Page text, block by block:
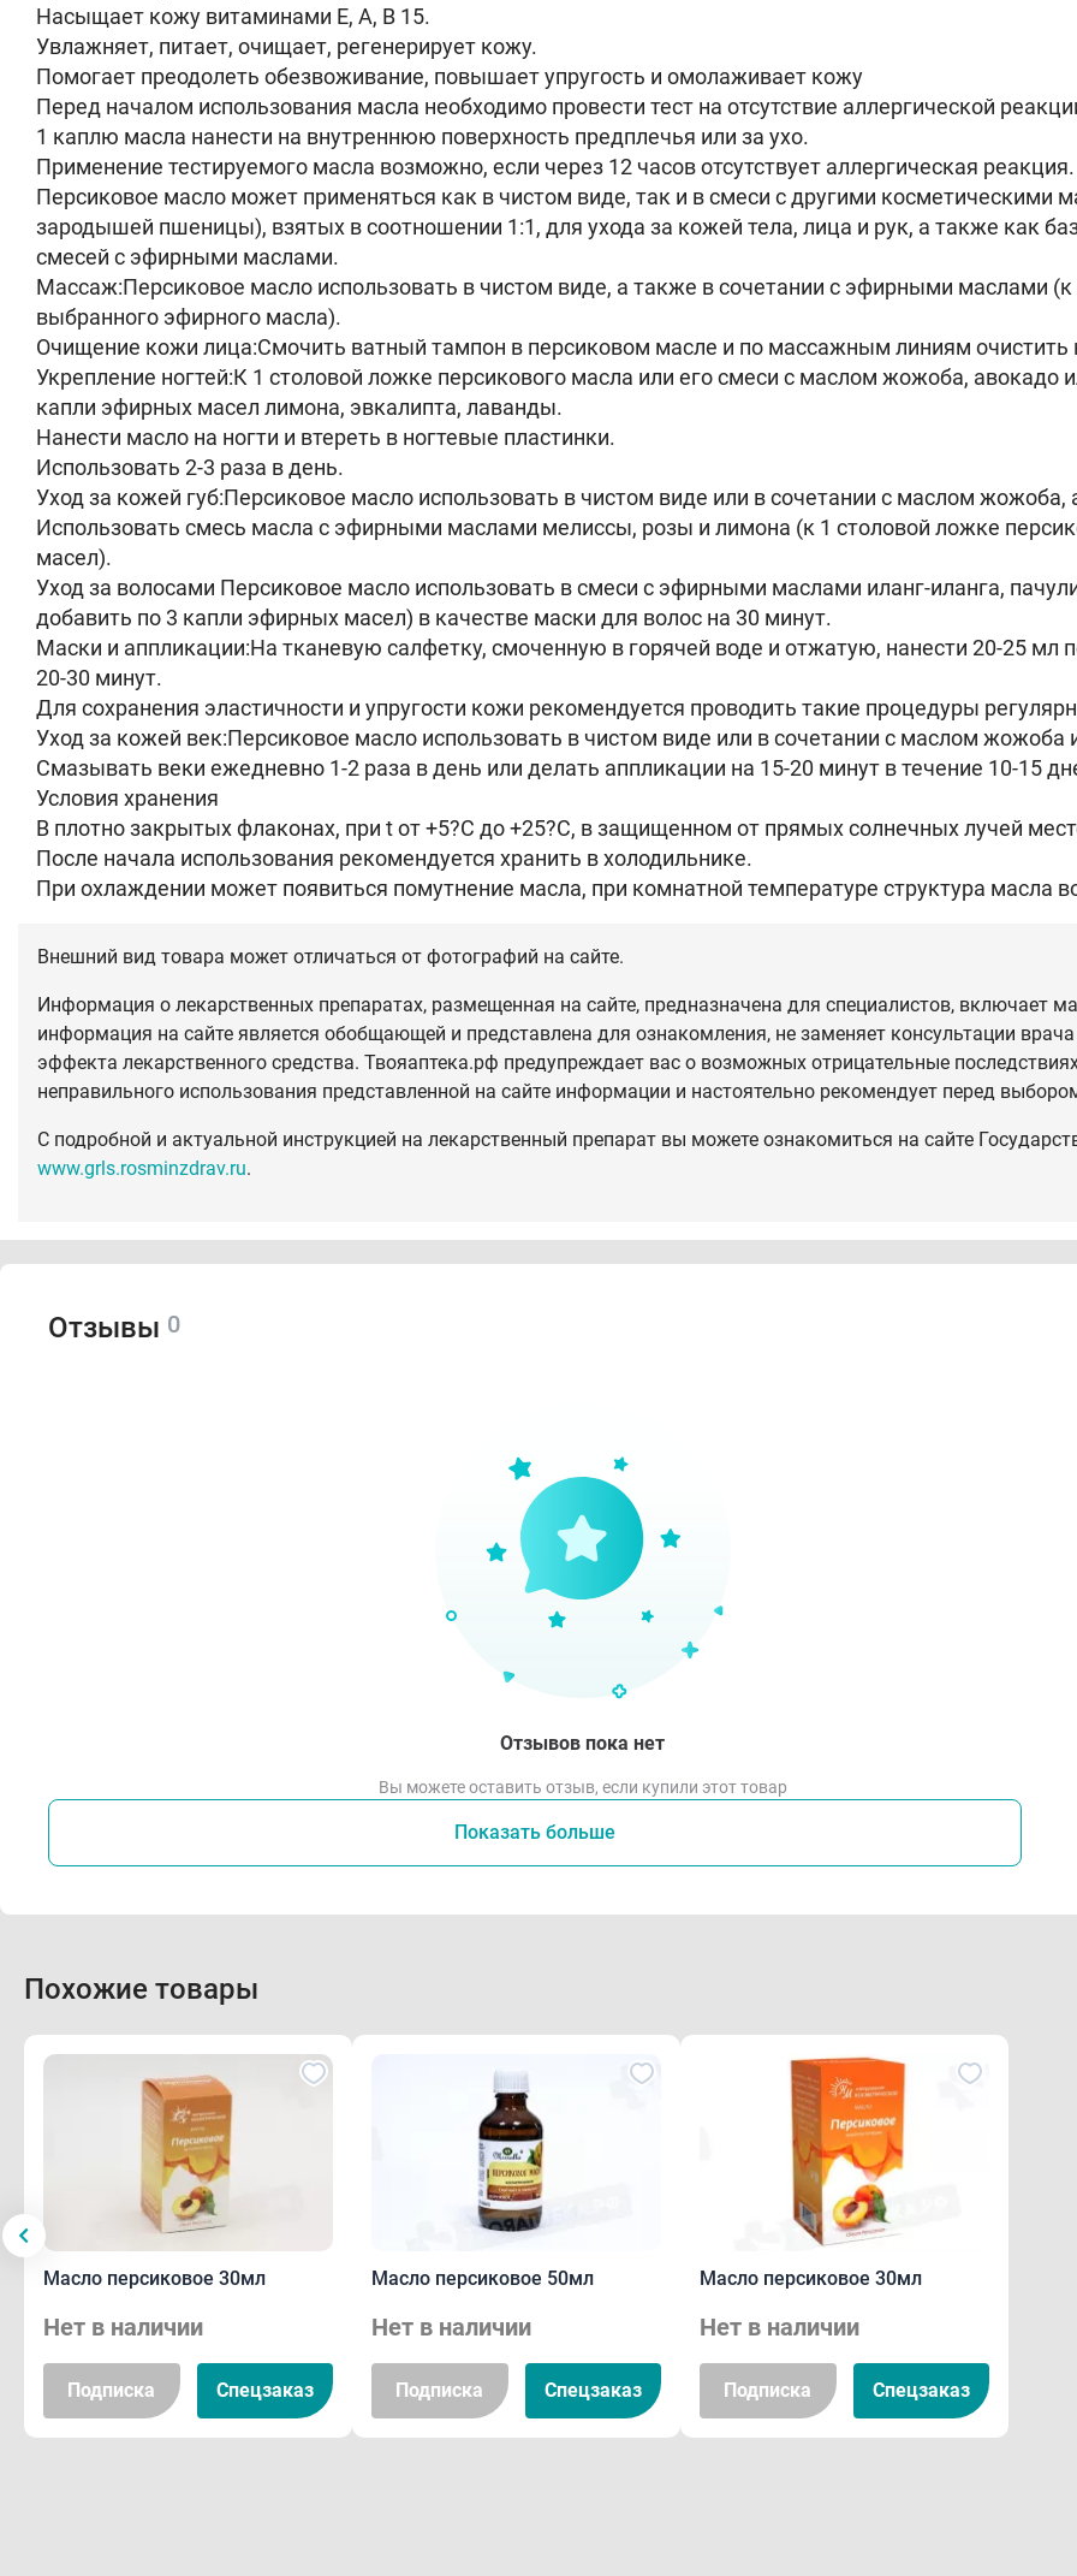
Насыщает кожу витаминами Е, А, В 15.
Увлажняет, питает, очищает, регенерирует кожу.
Помогает преодолеть обезвоживание, повышает упругость и омолаживает кожу
Перед началом использования масла необходимо провести тест на отсутствие аллергической
1 каплю масла нанести на внутреннюю поверхность предплечья или за ухо.
Применение тестируемого масла возможно, если через 12 часов отсутствует аллергическая реакция.
Персиковое масло может применяться как в чистом виде, так и в смеси с другими косметическими
зародышей пшеницы), взятых в соотношении 1:1, для ухода за кожей тела, лица и рук, а также как
смесей с эфирными маслами.
Массаж:Персиковое масло использовать в чистом виде, а также в сочетании с эфирными маслами
выбранного эфирного масла).
Очищение кожи лица:Смочить ватный тампон в персиковом масле и по массажным линиям очистить
Укрепление ногтей:К 1 столовой ложке персикового масла или его смеси с маслом жожоба,
капли эфирных масел лимона, эвкалипта, лаванды.
Нанести масло на ногти и втереть в ногтевые пластинки.
Использовать 2-3 раза в день.
Уход за кожей губ:Персиковое масло использовать в чистом виде или в сочетании с маслом
Использовать смесь масла с эфирными маслами мелиссы, розы и лимона (к 1 столовой ложке
масел).
Уход за волосами Персиковое масло использовать в смеси с эфирными маслами иланг-иланга,
добавить по 3 капли эфирных масел) в качестве маски для волос на 30 минут.
Маски и аппликации:На тканевую салфетку, смоченную в горячей воде и отжатую, нанести 20-25 мл
20-30 минут.
Для сохранения эластичности и упругости кожи рекомендуется проводить такие процедуры
Уход за кожей век:Персиковое масло использовать в чистом виде или в сочетании с маслом жожоба
Смазывать веки ежедневно 1-2 раза в день или делать аппликации на 15-20 минут в течение 10-15
Условия хранения
В плотно закрытых флаконах, при t от +5?С до +25?С, в защищенном от прямых солнечных лучей
После начала использования рекомендуется хранить в холодильнике.
При охлаждении может появиться помутнение масла, при комнатной температуре структура масла
Внешний вид товара может отличаться от фотографий на сайте.
Информация о лекарственных препаратах, размещенная на сайте, предназначена для специалистов, включает
информация на сайте является обобщающей и представлена для ознакомления, не заменяет консультации
эффекта лекарственного средства. Твояаптека.рф предупреждает вас о возможных отрицательные
неправильного использования представленной на сайте информации и настоятельно рекомендует перед
С подробной и актуальной инструкцией на лекарственный препарат вы можете ознакомиться на сайте
www.grls.rosminzdrav.ru.
Отзывы 0
Отзывов пока нет
Вы можете оставить отзыв, если купили этот товар
Показать больше
Похожие товары
Масло персиковое 30мл
Нет в наличии
Подписка Спецзаказ
Масло персиковое 50мл
Нет в наличии
Подписка Спецзаказ
Масло персиковое 30мл
Нет в наличии
Подписка Спецзаказ